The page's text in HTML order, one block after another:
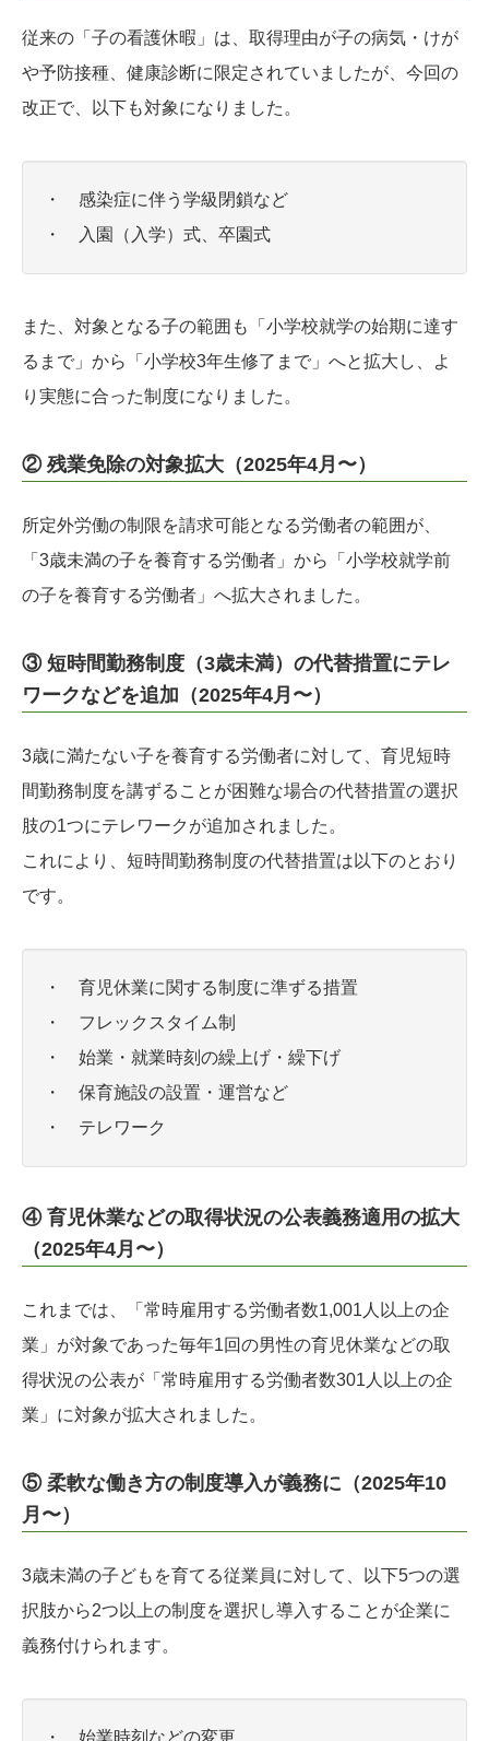
従来の「子の看護休暇」は、取得理由が子の病気・けが
や予防接種、健康診断に限定されていましたが、今回の
改正で、以下も対象になりました。
・ 感染症に伴う学級閉鎖など
・ 入園（入学）式、卒園式
また、対象となる子の範囲も「小学校就学の始期に達す
るまで」から「小学校3年生修了まで」へと拡大し、よ
り実態に合った制度になりました。
② 残業免除の対象拡大（2025年4月〜）
所定外労働の制限を請求可能となる労働者の範囲が、
「3歳未満の子を養育する労働者」から「小学校就学前
の子を養育する労働者」へ拡大されました。
③ 短時間勤務制度（3歳未満）の代替措置にテレ
ワークなどを追加（2025年4月〜）
3歳に満たない子を養育する労働者に対して、育児短時
間勤務制度を講ずることが困難な場合の代替措置の選択
肢の1つにテレワークが追加されました。
これにより、短時間勤務制度の代替措置は以下のとおり
です。
・ 育児休業に関する制度に準ずる措置
・ フレックスタイム制
・ 始業・就業時刻の繰上げ・繰下げ
・ 保育施設の設置・運営など
・ テレワーク
④ 育児休業などの取得状況の公表義務適用の拡大
（2025年4月〜）
これまでは、「常時雇用する労働者数1,001人以上の企
業」が対象であった毎年1回の男性の育児休業などの取
得状況の公表が「常時雇用する労働者数301人以上の企
業」に対象が拡大されました。
⑤ 柔軟な働き方の制度導入が義務に（2025年10
月〜）
3歳未満の子どもを育てる従業員に対して、以下5つの選
択肢から2つ以上の制度を選択し導入することが企業に
義務付けられます。